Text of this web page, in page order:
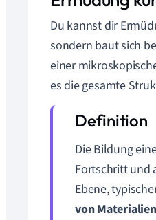
Du kannst dir
sondern baut sich
einer
es die gesamte
Die Bildung
Fortschritt und
Ebene,
von Materialien